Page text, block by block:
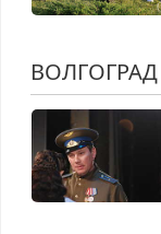
ВОЛГОГРАД